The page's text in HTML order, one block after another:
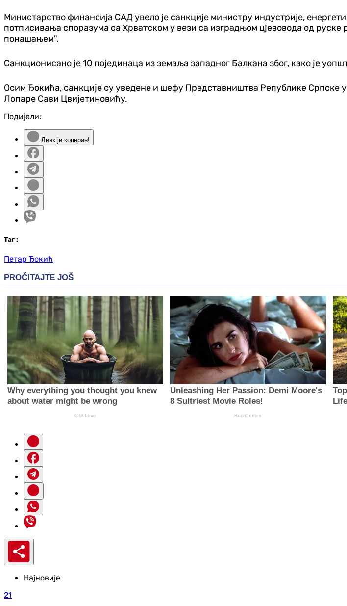
Министарство финансија САД увело је санкције министру индустрије,
потписивања споразума са Хрватском у вези са изградњом цјевовода од
понашањем".
Санкционисано је 10 појединаца из земаља западног Балкана због, како је
Осим Ђокића, санкције су уведене и шефу Представништва Републике
Лопаре Сави Цвијетиновићу.
Подијели:
Линк је копиран!
Таг :
Петар Ђокић
Најновије
21